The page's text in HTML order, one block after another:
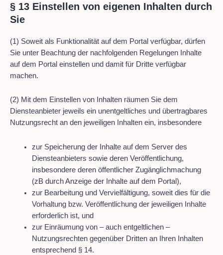
§ 13 Einstellen von eigenen Inhalten durch
Sie
(1) Soweit als Funktionalität auf dem Portal verfügbar, dürfen
Sie unter Beachtung der nachfolgenden Regelungen Inhalte
auf dem Portal einstellen und damit für Dritte verfügbar
machen.
(2) Mit dem Einstellen von Inhalten räumen Sie dem
Diensteanbieter jeweils ein unentgeltliches und übertragbares
Nutzungsrecht an den jeweiligen Inhalten ein, insbesondere
zur Speicherung der Inhalte auf dem Server des
Diensteanbieters sowie deren Veröffentlichung,
insbesondere deren öffentlicher Zugänglichmachung
(zB durch Anzeige der Inhalte auf dem Portal),
zur Bearbeitung und Vervielfältigung, soweit dies für die
Vorhaltung bzw. Veröffentlichung der jeweiligen Inhalte
erforderlich ist, und
zur Einräumung von – auch entgeltlichen –
Nutzungsrechten gegenüber Dritten an Ihren Inhalten
entsprechend § 14.